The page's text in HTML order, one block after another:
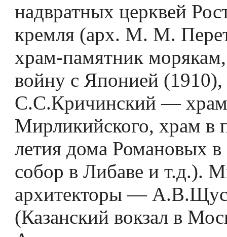
надвратных церквей
кремля (арх. М. М.
храм-памятник
вой­ну с Японией (1910),
С.С.Кричинский —
Мирликийского, храм в
летия дома Романовых в
собор в Либаве и т.д.).
архитекторы —
(Казанский вокзал в